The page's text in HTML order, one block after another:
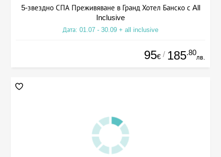
5-звездно СПА Преживяване в Гранд Хотел Банско с All
Inclusive
Дата: 01.07 - 30.09 + all inclusive
95€ / 185.80
лв.